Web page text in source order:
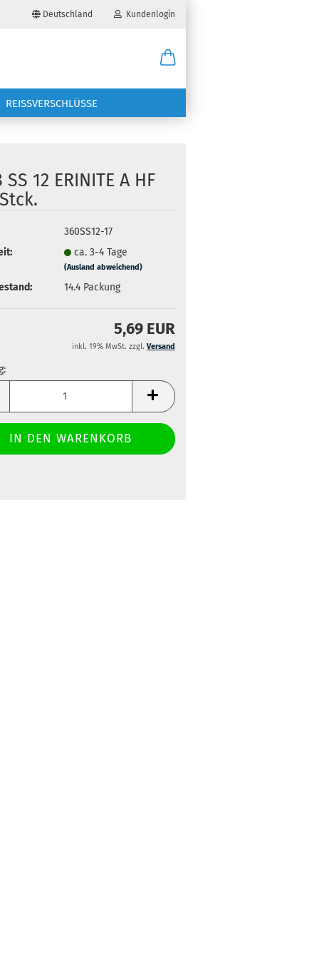
Deutschland Kundenlogin
vergessen?
REISSVERSCHLÜSSE
SS 12 ERINITE A HF
360SS12-17
ca. 3-4 Tage
(Ausland abweichend)
14.4 Packung
5,69 EUR
inkl. 19% MwSt. zzgl. Versand